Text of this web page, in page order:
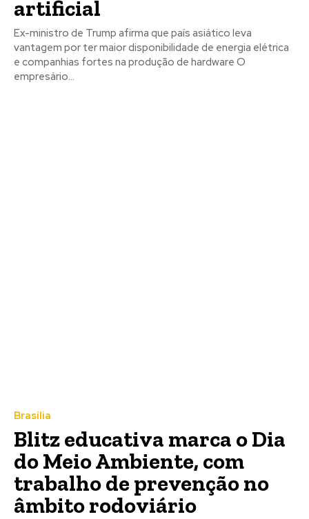
artificial
Ex-ministro de Trump afirma que país asiático leva
vantagem por ter maior disponibilidade de energia elétrica
e companhias fortes na produção de hardware O
empresário...
Brasília
Blitz educativa marca o Dia
do Meio Ambiente, com
trabalho de prevenção no
âmbito rodoviário